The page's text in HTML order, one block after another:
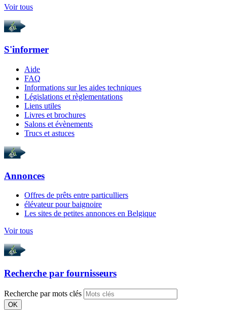
Voir tous
S'informer
Aide
FAQ
Informations sur les aides techniques
Législations et règlementations
Liens utiles
Livres et brochures
Salons et évènements
Trucs et astuces
Annonces
Offres de prêts entre particulliers
élévateur pour baignoire
Les sites de petites annonces en Belgique
Voir tous
Recherche par fournisseurs
Recherche par mots clés
OK